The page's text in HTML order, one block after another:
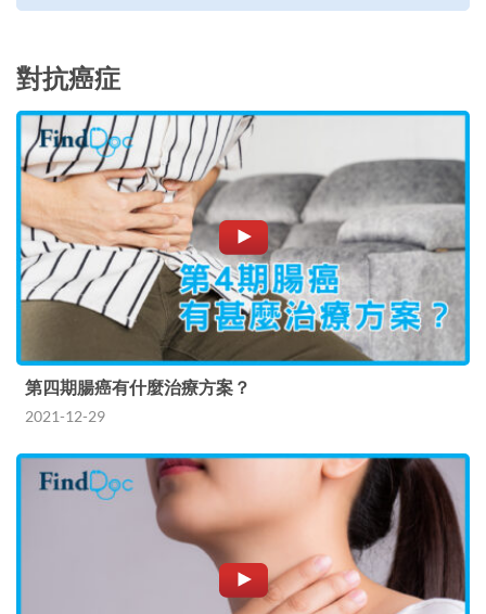
對抗癌症
第四期腸癌有什麼治療方案？
2021-12-29